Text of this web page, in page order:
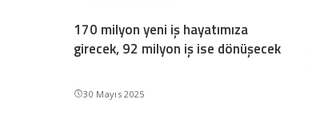
170 milyon yeni iş hayatımıza
girecek, 92 milyon iş ise dönüşecek
30 Mayıs 2025